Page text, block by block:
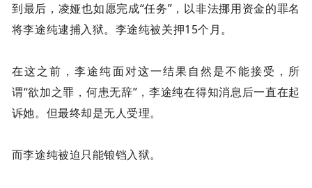
到最后，凌娅也如愿完成“任务”，以非法挪用资金的罪名
将李途纯逮捕入狱。李途纯被关押15个月。
在这之前，李途纯面对这一结果自然是不能接受，所
谓“欲加之罪，何患无辞”，李途纯在得知消息后一直在起
诉她。但最终却是无人受理。
而李途纯被迫只能锒铛入狱。